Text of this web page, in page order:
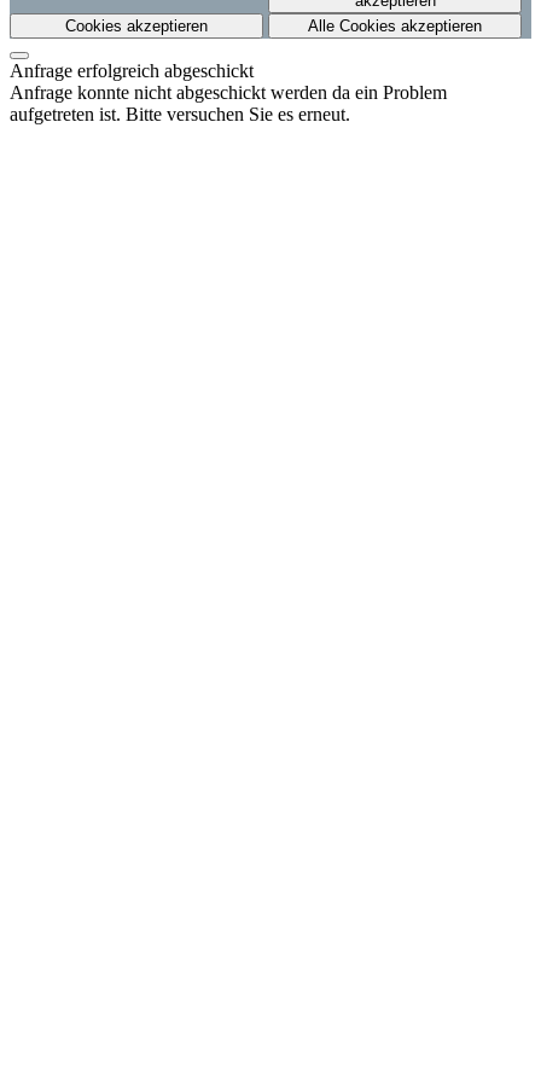
Cookies akzeptieren
Alle Cookies akzeptieren
Anfrage erfolgreich abgeschickt
Anfrage konnte nicht abgeschickt werden da ein Problem
aufgetreten ist. Bitte versuchen Sie es erneut.